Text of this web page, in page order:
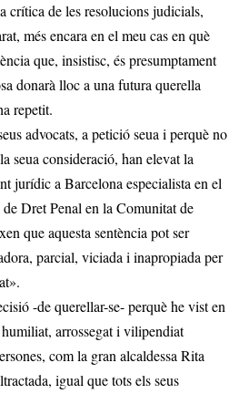
crítica de les resolucions judicials,
més encara en el meu cas en què
que, insistisc, és presumptament
donarà lloc a una futura querella
repetit.
advocats, a petició seua i perquè no
seua consideració, han elevat la
jurídic a Barcelona especialista en el
de Dret Penal en la Comunitat de
que aquesta sentència pot ser
parcial, viciada i inapropiada per
-de querellar-se- perquè he vist en
arrossegat i vilipendiat
com la gran alcaldessa Rita
igual que tots els seus